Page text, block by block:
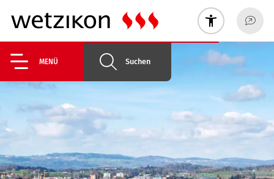
MENÜ Suchen